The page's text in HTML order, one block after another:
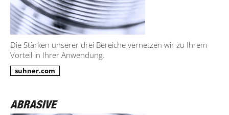
Die Stärken unserer drei Bereiche vernetzen wir zu Ihrem
Vorteil in Ihrer Anwendung.
suhner.com